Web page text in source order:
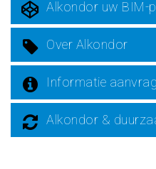
Alkondor uw BIM-
Over Alkondor
Informatie
Alkondor &